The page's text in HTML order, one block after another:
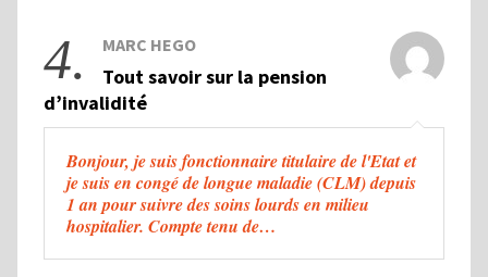
4. MARC HEGO
Tout savoir sur la pension
d’invalidité
Bonjour, je suis fonctionnaire titulaire de l'Etat et
je suis en congé de longue maladie (CLM) depuis
1 an pour suivre des soins lourds en milieu
hospitalier. Compte tenu de…